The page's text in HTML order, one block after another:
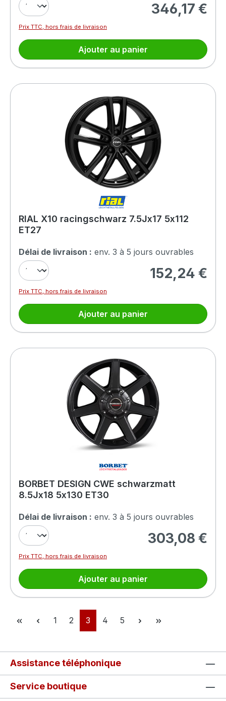
Prix régulier :
346,17 €
Prix TTC, hors frais de livraison
Ajouter au panier
RIAL X10 racingschwarz 7.5Jx17 5x112
ET27
Délai de livraison : env. 3 à 5 jours ouvrables
Prix régulier :
152,24 €
Prix TTC, hors frais de livraison
Ajouter au panier
BORBET DESIGN CWE schwarzmatt
8.5Jx18 5x130 ET30
Délai de livraison : env. 3 à 5 jours ouvrables
Prix régulier :
303,08 €
Prix TTC, hors frais de livraison
Ajouter au panier
Page
1 Page
2 Page
3 Page
4 Page
5
Assistance téléphonique
Service boutique